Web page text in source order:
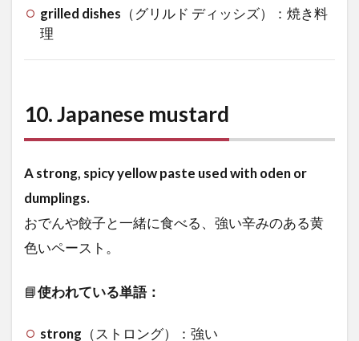
grilled dishes （グリルド ディッシズ）：焼き料
理
10.Japanese mustard
A strong, spicy yellow paste used with oden or
dumplings.
おでんや餃子と一緒に食べる、強い辛みのある黄
色いペースト。
📘使われている単語：
strong （ストロング）：強い